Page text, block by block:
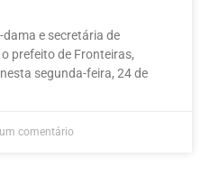
e secretária de
prefeito de Fronteiras,
segunda-feira, 24 de
comentário